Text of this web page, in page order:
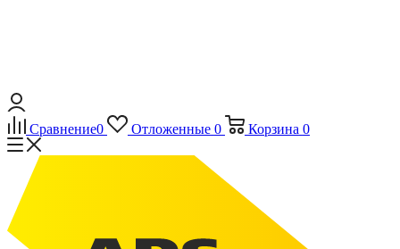
Сравнение0 Отложенные 0 Корзина 0